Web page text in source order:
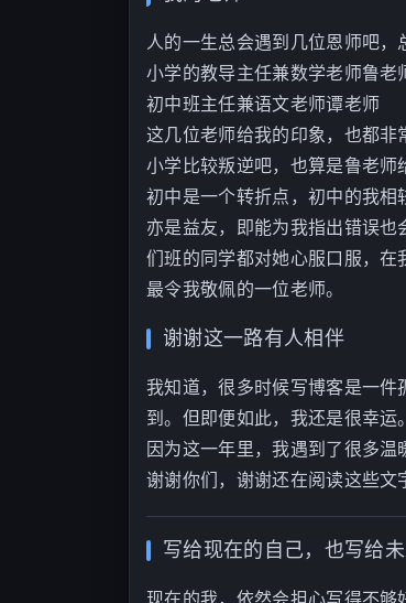
人的一生总会遇到几位恩师吧
小学的教导主任兼数学老师鲁老
初中班主任兼语文老师谭老师
这几位老师给我的印象，也都非
小学比较叛逆吧，也算是鲁老师
初中是一个转折点，初中的我
亦是益友，即能为我指出错误
们班的同学都对她心服口服，
最令我敬佩的一位老师。
谢谢这一路有人相伴
我知道，很多时候写博客是一
到。但即便如此，我还是很幸运。
因为这一年里，我遇到了很多温
谢谢你们，谢谢还在阅读这些文
写给现在的自己，也写给